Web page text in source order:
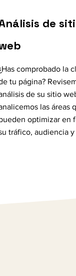
de
comprobado la
tu página?
de su sitio
las áreas
optimizar en
tráfico, audiencia y